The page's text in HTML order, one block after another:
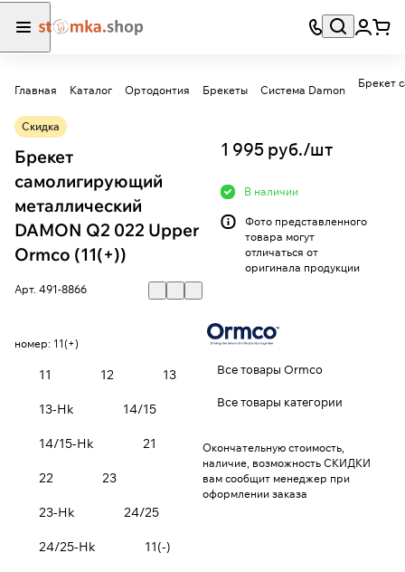
Главная Каталог Ортодонтия Брекеты Система Damon
Брекет
Скидка
Брекет
самолигирующий
металлический
DAMON Q2 022 Upper
Ormco (11(+))
Арт. 491-8866
номер: 11(+)
11 12 13
13-Hk 14/15
14/15-Hk 21
22 23
23-Hk 24/25
24/25-Hk 11(-)
1 995 руб./шт
В наличии
Фото представленного
товара могут
отличаться от
оригинала продукции
Все товары Ormco
Все товары категории
Окончательную стоимость,
наличие, возможность СКИДКИ
вам сообщит менеджер при
оформлении заказа